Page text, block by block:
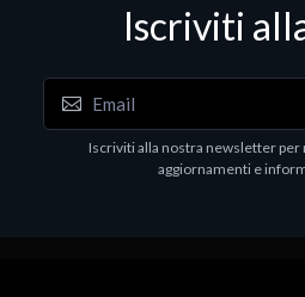
Software - Office ProductivityIscriviti
Iscriviti alla nostra newsletter
aggiornamenti e